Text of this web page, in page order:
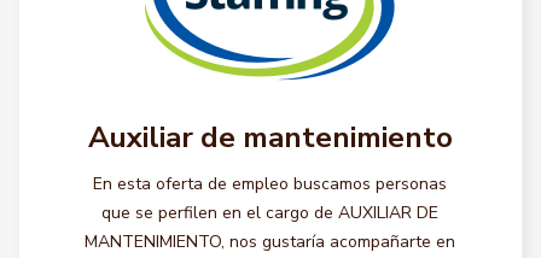
Auxiliar de mantenimiento
En esta oferta de empleo buscamos personas
que se perfilen en el cargo de AUXILIAR DE
MANTENIMIENTO, nos gustaría acompañarte en